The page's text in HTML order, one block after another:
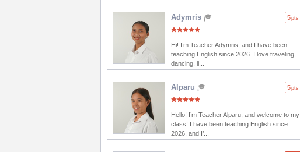
Adymris 5pts
Hi! I’m Teacher Adymris, and I have been
teaching English since 2026. I love traveling,
dancing, li...
Alparu 5pts
Hello! I’m Teacher Alparu, and welcome to my
class! I have been teaching English since
2026, and I’...